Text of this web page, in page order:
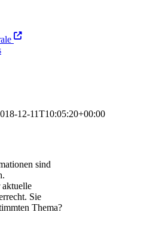
12-11T10:05:20+00:00
sind
aktuelle
Sie
Thema?